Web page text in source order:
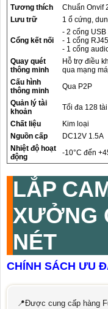
Tương thích
Chuẩn Onvif
Lưu trữ
1 ổ cứng,
Cổng kết nối
- 2 cổng USB
- 1 cổng
- 1 cổng
Quay quét
thông minh
Hỗ trợ điều
qua mạng
Cấu hình
thông minh
Qua P2P
Quản lý tài
khoản
Tối đa 128
Chất liệu
Kim loại
Nguồn cấp
DC12V 1.5A
Nhiệt độ hoạt
động
-10°C đến
LẮP
XƯỞNG
NÉT
CHÍNH SÁCH ƯU
📍Được cung cấp hàng